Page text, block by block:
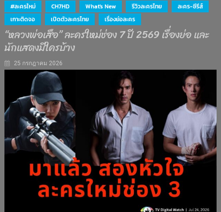
#ละครใหม่ CH7HD What's New รีวิวละครไทย
ละคร-ซีรีส์
เกาะติดจอ
เปิดตัวละครไทย เรื่องย่อละคร
“หลวงพ่อเสือ” ละครใหม่ช่อง 7 ปี 2569 เรื่องย่อ และ
นักแสดงมีใครบ้าง
25 กรกฎาคม 2026